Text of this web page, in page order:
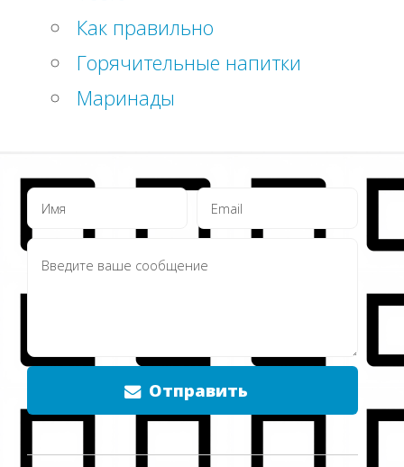
Как правильно
Горячительные напитки
Маринады
Отправить